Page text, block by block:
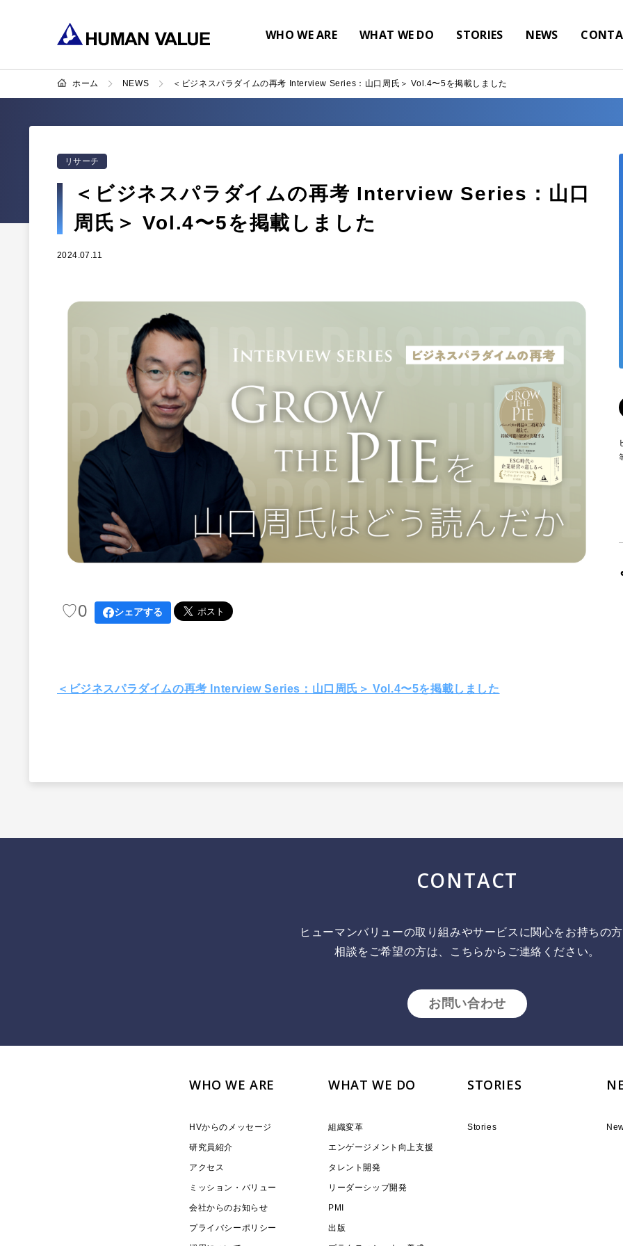
WHO WE ARE WHAT WE DO STORIES NEWS
ホーム NEWS ＜ビジネスパラダイムの再考 Interview Series：山口周氏＞ Vol.4〜5を掲載しました
リサーチ
＜ビジネスパラダイムの再考 Interview Series：山口
周氏＞ Vol.4〜5を掲載しました
2024.07.11
♡0 シェアする
＜ビジネスパラダイムの再考 Interview Series：山口周氏＞ Vol.4〜5を掲載しました
CONTACT
ヒューマンバリューの取り組みやサービスに関心をお持ちの
相談をご希望の方は、こちらからご連絡ください。
お問い合わせ
WHO WE ARE
HVからのメッセージ
研究員紹介
アクセス
ミッション・バリュー
会社からのお知らせ
プライバシーポリシー
WHAT WE DO
組織変革
エンゲージメント向上支援
タレント開発
リーダーシップ開発
PMI
出版
STORIES
Stories